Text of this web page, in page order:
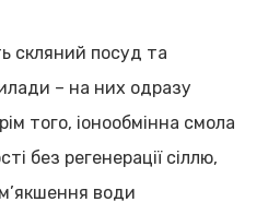
скляний посуд та
– на них одразу
того, іонообмінна смола
без регенерації сіллю,
води